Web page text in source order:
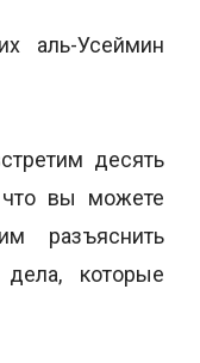
аль-Усеймин
десять
вы можете
разъяснить
которые